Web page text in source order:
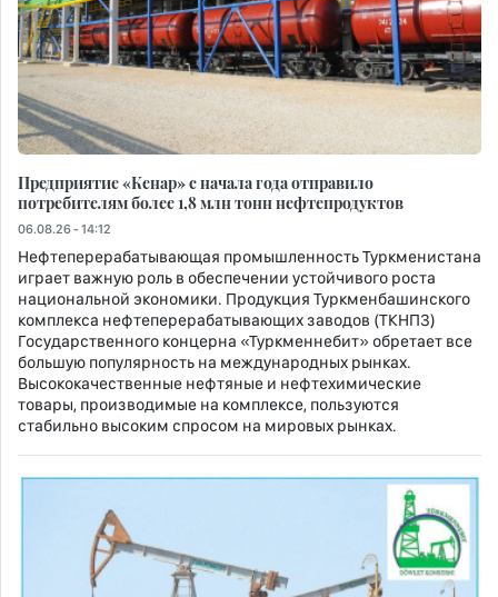
Предприятие «Кенар» c начала года отправило
потребителям более 1,8 млн тонн нефтепродуктов
06.08.26 - 14:12
Нефтеперерабатывающая промышленность Туркменистана
играет важную роль в обеспечении устойчивого роста
национальной экономики. Продукция Туркменбашинского
комплекса нефтеперерабатывающих заводов (ТКНПЗ)
Государственного концерна «Туркменнебит» обретает все
большую популярность на международных рынках.
Высококачественные нефтяные и нефтехимические
товары, производимые на комплексе, пользуются
стабильно высоким спросом на мировых рынках.